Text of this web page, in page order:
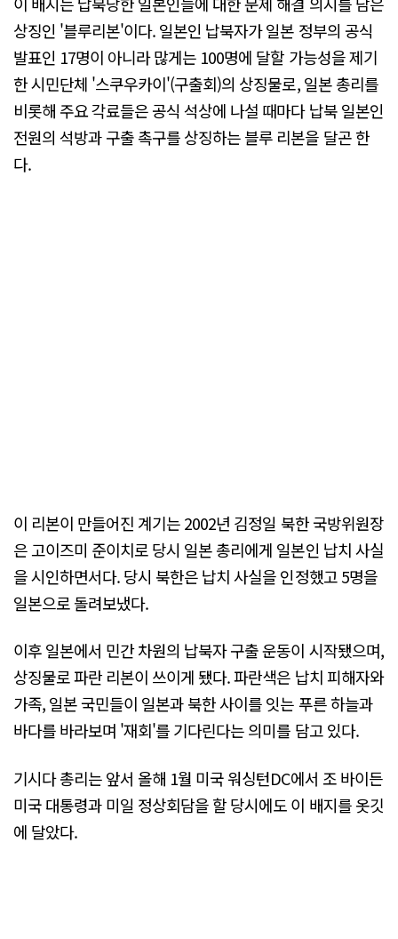
상징인 '블루리본'이다. 일본인 납북자가 일본 정부의 공식
발표인 17명이 아니라 많게는 100명에 달할 가능성을 제기
한 시민단체 '스쿠우카이'(구출회)의 상징물로, 일본 총리를
비롯해 주요 각료들은 공식 석상에 나설 때마다 납북 일본인
전원의 석방과 구출 촉구를 상징하는 블루 리본을 달곤 한
다.
이 리본이 만들어진 계기는 2002년 김정일 북한 국방위원장
은 고이즈미 준이치로 당시 일본 총리에게 일본인 납치 사실
을 시인하면서다. 당시 북한은 납치 사실을 인정했고 5명을
일본으로 돌려보냈다.
이후 일본에서 민간 차원의 납북자 구출 운동이 시작됐으며,
상징물로 파란 리본이 쓰이게 됐다. 파란색은 납치 피해자와
가족, 일본 국민들이 일본과 북한 사이를 잇는 푸른 하늘과
바다를 바라보며 '재회'를 기다린다는 의미를 담고 있다.
기시다 총리는 앞서 올해 1월 미국 워싱턴DC에서 조 바이든
미국 대통령과 미일 정상회담을 할 당시에도 이 배지를 옷깃
에 달았다.